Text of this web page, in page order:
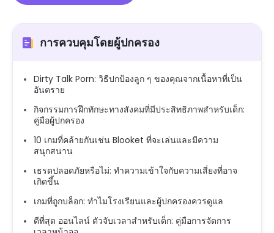
การควบคุมโดยผู้ปกครอง
Dirty Talk Porn: วิธีปกป้องลูก ๆ ของคุณจากเนื้อหาที่เป็น
อันตราย
กิจกรรมการฝึกทักษะทางสังคมที่มีประสิทธิภาพสำหรับเด็ก:
คู่มือผู้ปกครอง
10 เกมที่คล้ายกันเช่น Blooket ที่จะเล่นและมีความ
สนุกสนาน
เธรดปลอดภัยหรือไม่: ทำความเข้าใจกับความเสี่ยงที่อาจ
เกิดขึ้น
เกมที่ถูกบล็อก: ทำไมโรงเรียนและผู้ปกครองควรดูแล
ดีที่สุด ออนไลน์ ตัวจับเวลาสำหรับเด็ก: คู่มือการจัดการ